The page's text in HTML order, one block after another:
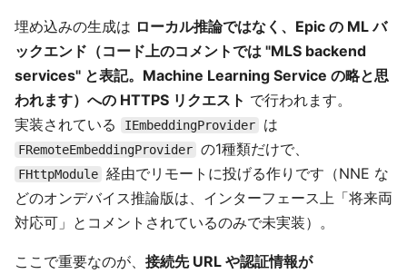
埋め込みの生成は ローカル推論ではなく、Epic の ML バ
ックエンド（コード上のコメントでは "MLS backend
services" と表記。Machine Learning Service の略と思
われます）への HTTPS リクエスト で行われます。
実装されている
IEmbeddingProvider は
FRemoteEmbeddingProvider の1種類だけで、
FHttpModule 経由でリモートに投げる作りです（NNE な
どのオンデバイス推論版は、インターフェース上「将来両
対応可」とコメントされているのみで未実装）。
ここで重要なのが、 接続先 URL や認証情報が